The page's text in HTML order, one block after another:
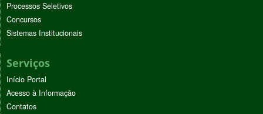
Processos Seletivos
Concursos
Sistemas Institucionais
Serviços
Início Portal
Acesso à Informação
Contatos